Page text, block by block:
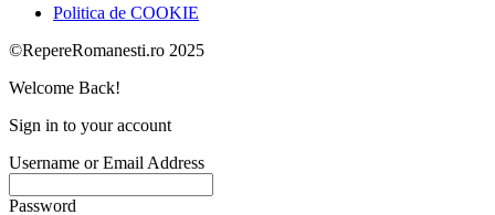
Politica de COOKIE
©RepereRomanesti.ro 2025
Welcome Back!
Sign in to your account
Username or Email Address
Password